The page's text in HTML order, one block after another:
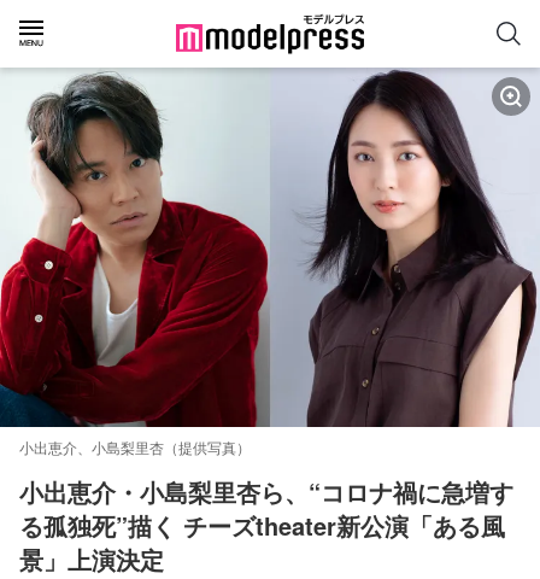
小出恵介、小島梨里杏（提供写真）
小出恵介・小島梨里杏ら、“コロナ禍に急増す
る孤独死”描く チーズtheater新公演「ある風
景」上演決定